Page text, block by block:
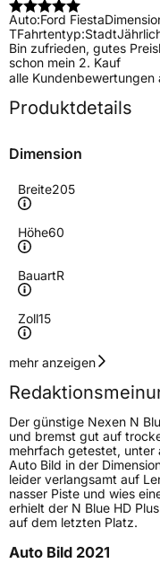
Auto:Ford Fiesta
TFahrtentyp:Stadt
Bin zufrieden, gutes
schon mein 2. Kauf
alle Kundenbewertungen
Produktdetails
Dimension
Breite205
Höhe60
BauartR
Zoll15
Geschwindigkeitsindex
Höchstgeschwindigkeit
Lastindex91
Höchstlast615 kg
Gewicht (in kg) 8,345 kg
mehr anzeigen
Der günstige Nexen N
und bremst gut auf
mehrfach getestet, unter
Auto Bild in der
leider verlangsamt auf
nasser Piste und wies
erhielt der N Blue HD
auf dem letzten Platz.
Auto Bild 2021